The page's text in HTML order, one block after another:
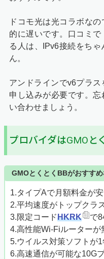
ドコモ光は光コラボな
的に遅いです。口コミ
る人は、IPv6接続をち
ん。
アンドラインでv6プラ
申し込みが必要です。
い合わせましょう。
プロバイダはGMOと
GMOとくとくBBがおすす
1.タイプAで月額料金が
2.平均速度がトップクラ
3.限定コードHKRK
で
4.高性能Wi-Fiルーターが
5.ウイルス対策ソフトが
6.高速通信が可能な10G